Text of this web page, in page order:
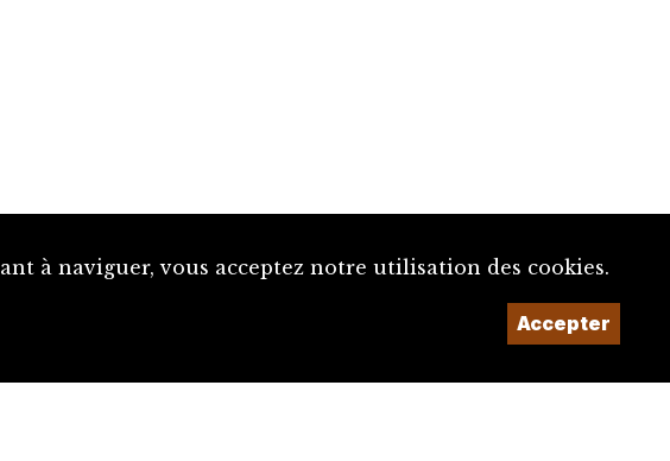
à naviguer, vous acceptez notre utilisation des cookies.
Accepter